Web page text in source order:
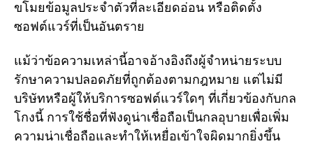
ขโมยข้อมูลประจำตัวที่ละเอียดอ่อน หรือติดตั้ง
ซอฟต์แวร์ที่เป็นอันตราย
แม้ว่าข้อความเหล่านี้อาจอ้างอิงถึงผู้จำหน่ายระบบ
รักษาความปลอดภัยที่ถูกต้องตามกฎหมาย แต่ไม่มี
บริษัทหรือผู้ให้บริการซอฟต์แวร์ใดๆ ที่เกี่ยวข้องกับกล
โกงนี้ การใช้ชื่อที่ฟังดูน่าเชื่อถือเป็นกลอุบายเพื่อเพิ่ม
ความน่าเชื่อถือและทำให้เหยื่อเข้าใจผิดมากยิ่งขึ้น